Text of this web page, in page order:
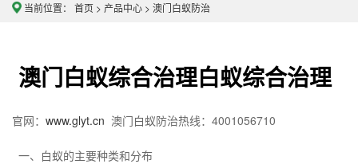
当前位置： 首页 > 产品中心 > 澳门白蚁防治
澳门白蚁综合治理白蚁综合治理
官网： www.glyt.cn 澳门白蚁防治热线：4001056710
一、白蚁的主要种类和分布